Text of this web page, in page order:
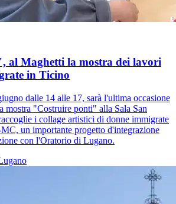
al Maghetti la mostra dei lavori
in Ticino
dalle 14 alle 17, sarà l'ultima occasione
mostra "Costruire ponti" alla Sala San
i collage artistici di donne immigrate
un importante progetto d'integrazione
con l'Oratorio di Lugano.